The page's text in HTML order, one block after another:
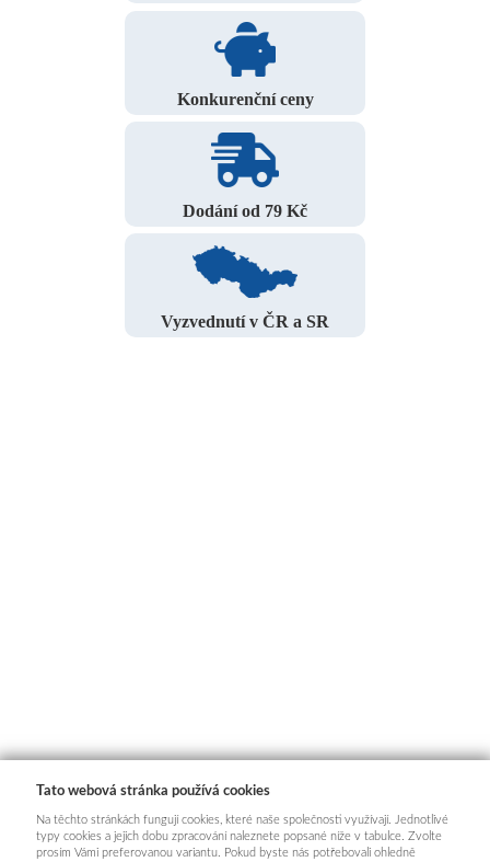
Konkurenční ceny
Dodání od 79 Kč
Vyzvednutí v ČR a SR
Tato webová stránka používá cookies
Na těchto stránkách fungují cookies, které naše společnosti využívají. Jednotlivé
typy cookies a jejich dobu zpracování naleznete popsané níže v tabulce. Zvolte
prosím Vámi preferovanou variantu. Pokud byste nás potřebovali ohledně